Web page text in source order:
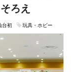
ろえ
台初 玩具・ホビー